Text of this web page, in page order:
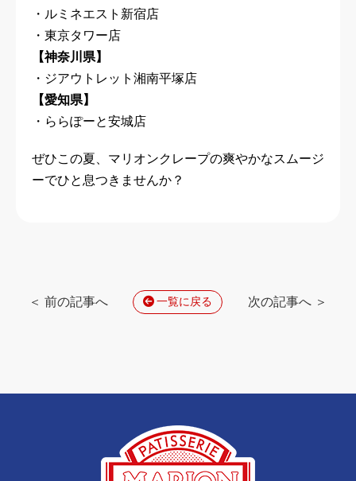
・ルミネエスト新宿店
・東京タワー店
【神奈川県】
・ジアウトレット湘南平塚店
【愛知県】
・ららぽーと安城店
ぜひこの夏、マリオンクレープの爽やかなスムージ
ーでひと息つきませんか？
＜ 前の記事へ 一覧に戻る 次の記事へ ＞